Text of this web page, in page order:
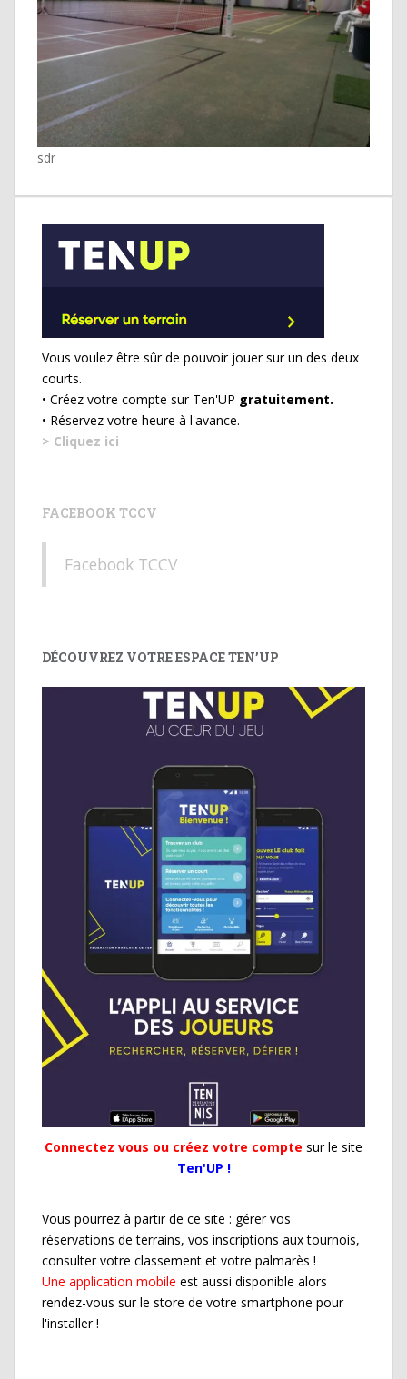
sdr
Vous voulez être sûr de pouvoir jouer sur un des deux
courts.
• Créez votre compte sur Ten'UP gratuitement.
• Réservez votre heure à l'avance.
> Cliquez ici
FACEBOOK TCCV
Facebook TCCV
DÉCOUVREZ VOTRE ESPACE TEN’UP
Connectez vous ou créez votre compte sur le site
Ten'UP !
Vous pourrez à partir de ce site : gérer vos
réservations de terrains, vos inscriptions aux tournois,
consulter votre classement et votre palmarès !
Une application mobile est aussi disponible alors
rendez-vous sur le store de votre smartphone pour
l'installer !